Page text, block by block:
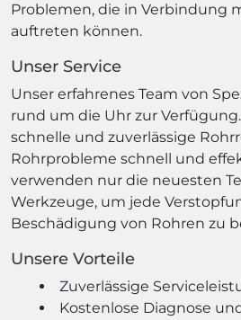
Problemen, die in Verbindung
auftreten können.
Unser Service
Unser erfahrenes Team von
rund um die Uhr zur
schnelle und zuverlässige
Rohrprobleme schnell und
verwenden nur die neuesten
Werkzeuge, um jede
Beschädigung von Rohren zu
Unsere Vorteile
Zuverlässige
Kostenlose Diagnose